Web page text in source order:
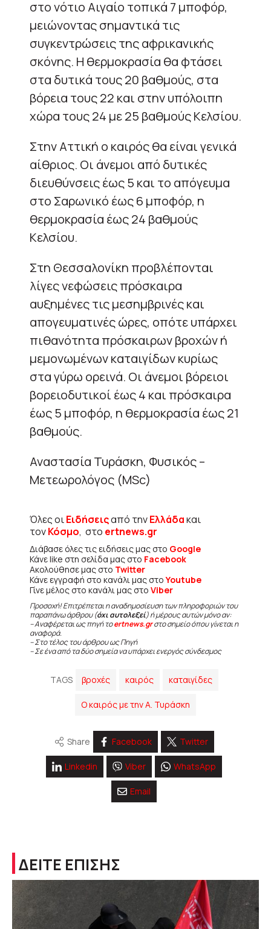
στο νότιο Αιγαίο τοπικά 7 μποφόρ,
μειώνοντας σημαντικά τις
συγκεντρώσεις της αφρικανικής
σκόνης. Η θερμοκρασία θα φτάσει
στα δυτικά τους 20 βαθμούς, στα
βόρεια τους 22 και στην υπόλοιπη
χώρα τους 24 με 25 βαθμούς Κελσίου.
Στην Αττική ο καιρός θα είναι γενικά
αίθριος. Οι άνεμοι από δυτικές
διευθύνσεις έως 5 και το απόγευμα
στο Σαρωνικό έως 6 μποφόρ, η
θερμοκρασία έως 24 βαθμούς
Κελσίου.
Στη Θεσσαλονίκη προβλέπονται
λίγες νεφώσεις πρόσκαιρα
αυξημένες τις μεσημβρινές και
απογευματινές ώρες, οπότε υπάρχει
πιθανότητα πρόσκαιρων βροχών ή
μεμονωμένων καταιγίδων κυρίως
στα γύρω ορεινά. Οι άνεμοι βόρειοι
βορειοδυτικοί έως 4 και πρόσκαιρα
έως 5 μποφόρ, η θερμοκρασία έως 21
βαθμούς.
Αναστασία Τυράσκη, Φυσικός –
Μετεωρολόγος (MSc)
Όλες οιΕιδήσειςαπό τηνΕλλάδακαι
τονΚόσμο, στο ertnews.gr
Διάβασε όλες τις ειδήσεις μας στο Google
Κάνε like στη σελίδα μας στο Facebook
Ακολούθησε μας στο Twitter
Κάνε εγγραφή στο κανάλι μας στοYoutube
Γίνε μέλος στο κανάλι μας στο Viber
Προσοχή! Επιτρέπεται η αναδημοσίευση των πληροφοριών του
παραπάνω άρθρου (όχι αυτολεξεί) ή μέρους αυτών μόνο αν:
– Αναφέρεται ως πηγή τοertnews.grστο σημείο όπου γίνεται η
αναφορά.
– Στο τέλος του άρθρου ως Πηγή
– Σε ένα από τα δύο σημεία να υπάρχει ενεργός σύνδεσμος
TAGS βροχές καιρός καταιγίδες
Ο καιρός με την Α. Τυράσκη
Share Facebook Twitter
Linkedin Viber WhatsApp
Email
ΔΕΙΤΕ ΕΠΙΣΗΣ